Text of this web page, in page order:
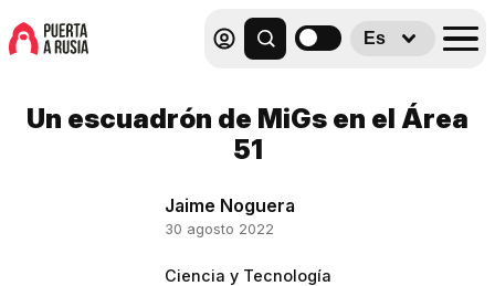
Es
Un escuadrón de MiGs en el Área
51
Jaime Noguera
30 agosto 2022
Ciencia y Tecnología